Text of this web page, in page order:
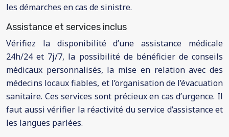
les démarches en cas de sinistre.
Assistance et services inclus
Vérifiez la disponibilité d’une assistance médicale
24h/24 et 7j/7, la possibilité de bénéficier de conseils
médicaux personnalisés, la mise en relation avec des
médecins locaux fiables, et l’organisation de l’évacuation
sanitaire. Ces services sont précieux en cas d’urgence. Il
faut aussi vérifier la réactivité du service d’assistance et
les langues parlées.